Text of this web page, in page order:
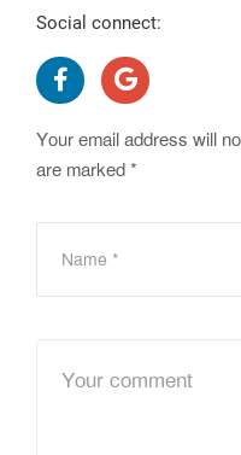
Social connect:
Your email address will
are marked *